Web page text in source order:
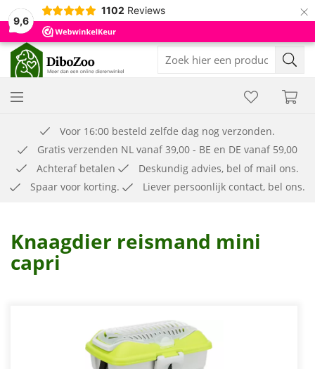
9,6
1102 Reviews ×
Voor 16:00 besteld zelfde dag nog verzonden.
Gratis verzenden NL vanaf 39,00 - BE en DE vanaf 59,00
Achteraf betalen
Deskundig advies, bel of mail ons.
Spaar voor korting.
Liever persoonlijk contact, bel ons.
Knaagdier reismand mini
capri